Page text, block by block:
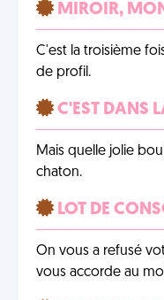
MIROIR,
C'est la troisième
de profil.
C'EST DANS
Mais quelle jolie
chaton.
LOT DE
On vous a refusé
vous accorde au